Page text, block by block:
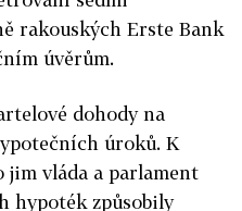
rakouských Erste Bank
úvěrům.
dohody na
úroků. K
jim vláda a parlament
hypoték způsobily